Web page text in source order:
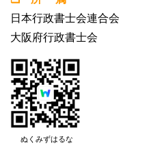
日本行政書士会連合会
大阪府行政書士会
ぬくみずはるな